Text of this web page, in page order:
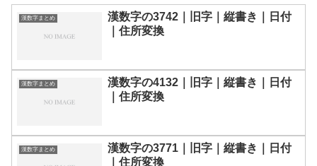
漢数字まとめ
漢数字の3742｜旧字｜縦書き｜日付
｜住所変換
漢数字まとめ
漢数字の4132｜旧字｜縦書き｜日付
｜住所変換
漢数字まとめ
漢数字の3771｜旧字｜縦書き｜日付
｜住所変換